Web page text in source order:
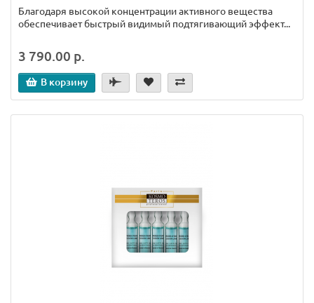
Благодаря высокой концентрации активного вещества
обеспечивает быстрый видимый подтягивающий эффект...
3 790.00 р.
В корзину